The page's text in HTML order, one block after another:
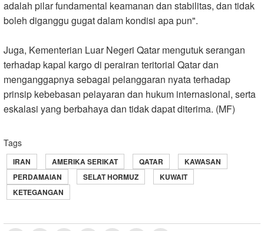
adalah pilar fundamental keamanan dan stabilitas, dan tidak
boleh diganggu gugat dalam kondisi apa pun."
Juga, Kementerian Luar Negeri Qatar mengutuk serangan
terhadap kapal kargo di perairan teritorial Qatar dan
menganggapnya sebagai pelanggaran nyata terhadap
prinsip kebebasan pelayaran dan hukum internasional, serta
eskalasi yang berbahaya dan tidak dapat diterima. (MF)
Tags
IRAN AMERIKA SERIKAT QATAR
KAWASAN
PERDAMAIAN
SELAT HORMUZ
KUWAIT
KETEGANGAN